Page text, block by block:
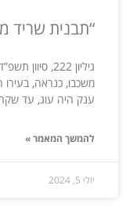
“תבנית שריד
גיליון 222,
משכבו, כנראה, בעירו
ענק היה עוג, עד
להמשך המאמר »
יולי 5, 2024